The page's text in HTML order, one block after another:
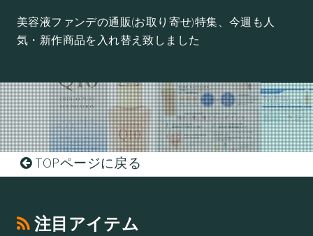
美容液ファンデの通販(お取り寄せ)特集、今週も人
気・新作商品を入れ替え致しました
TOPページに戻る
注目アイテム